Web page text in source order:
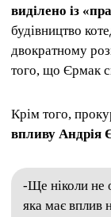
виділено із
будівництво
двократному
того, що Єрмак
Крім того,
впливу Андрія
-Ще ніколи не
яка має вплив